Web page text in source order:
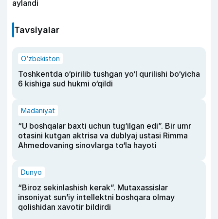
aylandi
Tavsiyalar
O‘zbekiston
Toshkentda o‘pirilib tushgan yo‘l qurilishi bo‘yicha
6 kishiga sud hukmi o‘qildi
Madaniyat
“U boshqalar baxti uchun tug‘ilgan edi”. Bir umr
otasini kutgan aktrisa va dublyaj ustasi Rimma
Ahmedovaning sinovlarga to‘la hayoti
Dunyo
“Biroz sekinlashish kerak”. Mutaxassislar
insoniyat sun’iy intellektni boshqara olmay
qolishidan xavotir bildirdi